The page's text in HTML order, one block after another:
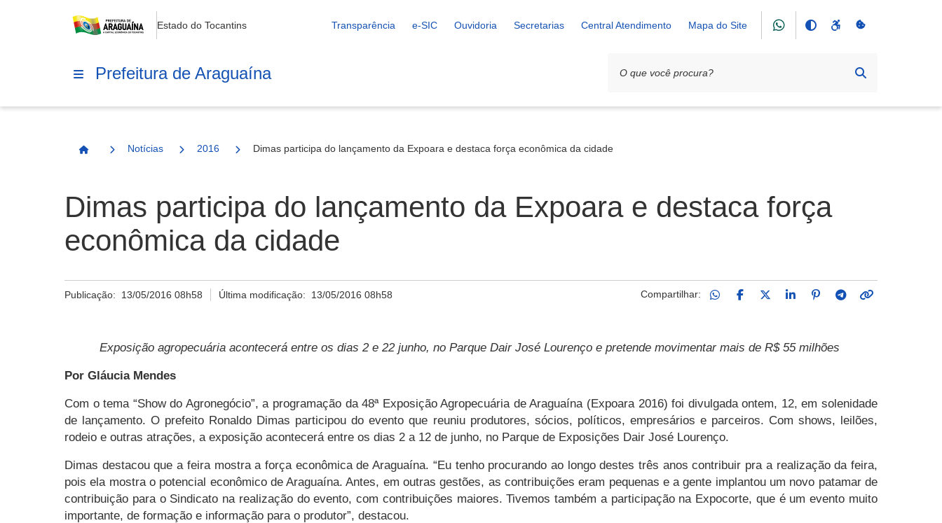
Estado do Tocantins Transparência e-SIC Ouvidoria Secretarias Central Atendimento Mapa do Site
Prefeitura de Araguaína
Página Inicial
Notícias 2016 Dimas participa do lançamento da Expoara e destaca força econômica da cidade
Dimas participa do lançamento da Expoara e destaca força
econômica da cidade
Publicação: 13/05/2016 08h58 Última modificação: 13/05/2016 08h58 Compartilhar:
Exposição agropecuária acontecerá entre os dias 2 e 22 junho, no Parque Dair José Lourenço e pretende movimentar mais de R$ 55 milhões
Por Gláucia Mendes
Com o tema “Show do Agronegócio”, a programação da 48ª Exposição Agropecuária de Araguaína (Expoara2016) foi divulgada ontem, 12, em solenidade
de lançamento. O prefeito Ronaldo Dimas participou do evento que reuniu produtores, sócios, políticos, empresários e parceiros. Com shows, leilões,
rodeio e outras atrações, a exposição acontecerá entre os dias 2 a 12 de junho, no Parque de Exposições Dair José Lourenço.
Dimas destacou que a feira mostra a força econômica de Araguaína. “Eu tenho procurando ao longo destes três anos contribuir pra a realização da feira,
pois ela mostra o potencial econômico de Araguaína. Antes, em outras gestões, as contribuições eram pequenas e a gente implantou um novo patamar de
contribuição para o Sindicato na realização do evento, com contribuições maiores. Tivemos também a participação na Expocorte, que é um evento muito
importante, de formação e informação para o produtor”, destacou.